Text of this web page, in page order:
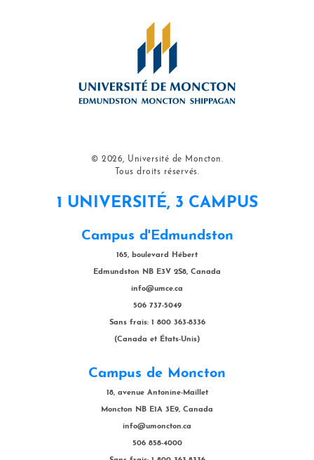
© 2026, Université de Moncton.
Tous droits réservés.
1 UNIVERSITÉ, 3 CAMPUS
Campus d'Edmundston
165, boulevard Hébert
Edmundston NB E3V 2S8, Canada
info@umce.ca
506 737-5049
Sans frais: 1 800 363-8336
(Canada et États-Unis)
Campus de Moncton
18, avenue Antonine-Maillet
Moncton NB E1A 3E9, Canada
info@umoncton.ca
506 858-4000